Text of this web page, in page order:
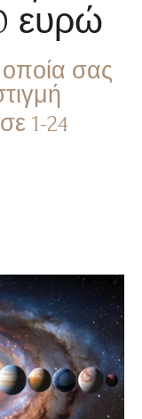
ευρώ
σας
1-24